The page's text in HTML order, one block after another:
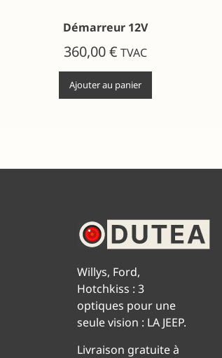
Démarreur 12V
360,00€ TVAC
Ajouter au panier
Willys, Ford,
Hotchkiss : 3
optiques pour une
seule vision : LA JEEP.
Livraison gratuite à